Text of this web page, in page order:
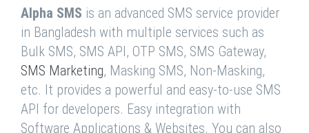
Alpha SMS is an advanced SMS service provider
in Bangladesh with multiple services such as
Bulk SMS, SMS API, OTP SMS, SMS Gateway,
SMS Marketing, Masking SMS, Non-Masking,
etc. It provides a powerful and easy-to-use SMS
API for developers. Easy integration with
Software Applications & Websites. You can also